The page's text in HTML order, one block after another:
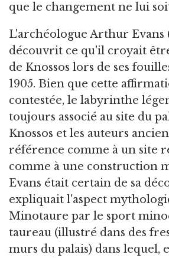
que le changement ne lui
L'archéologue Arthur Evans
découvrit ce qu'il croyait
de Knossos lors de ses
1905. Bien que cette
contestée, le labyrinthe
toujours associé au site du
Knossos et les auteurs
référence comme à un site
comme à une construction
Evans était certain de sa
expliquait l'aspect
Minotaure par le sport
taureau (illustré dans des
murs du palais) dans lequel,